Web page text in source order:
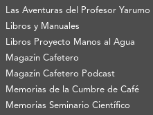
Las Aventuras del Profesor Yarumo
Libros y Manuales
Libros Proyecto Manos al Agua
Magazín Cafetero
Magazín Cafetero Podcast
Memorias de la Cumbre de Café
Memorias Seminario Científico